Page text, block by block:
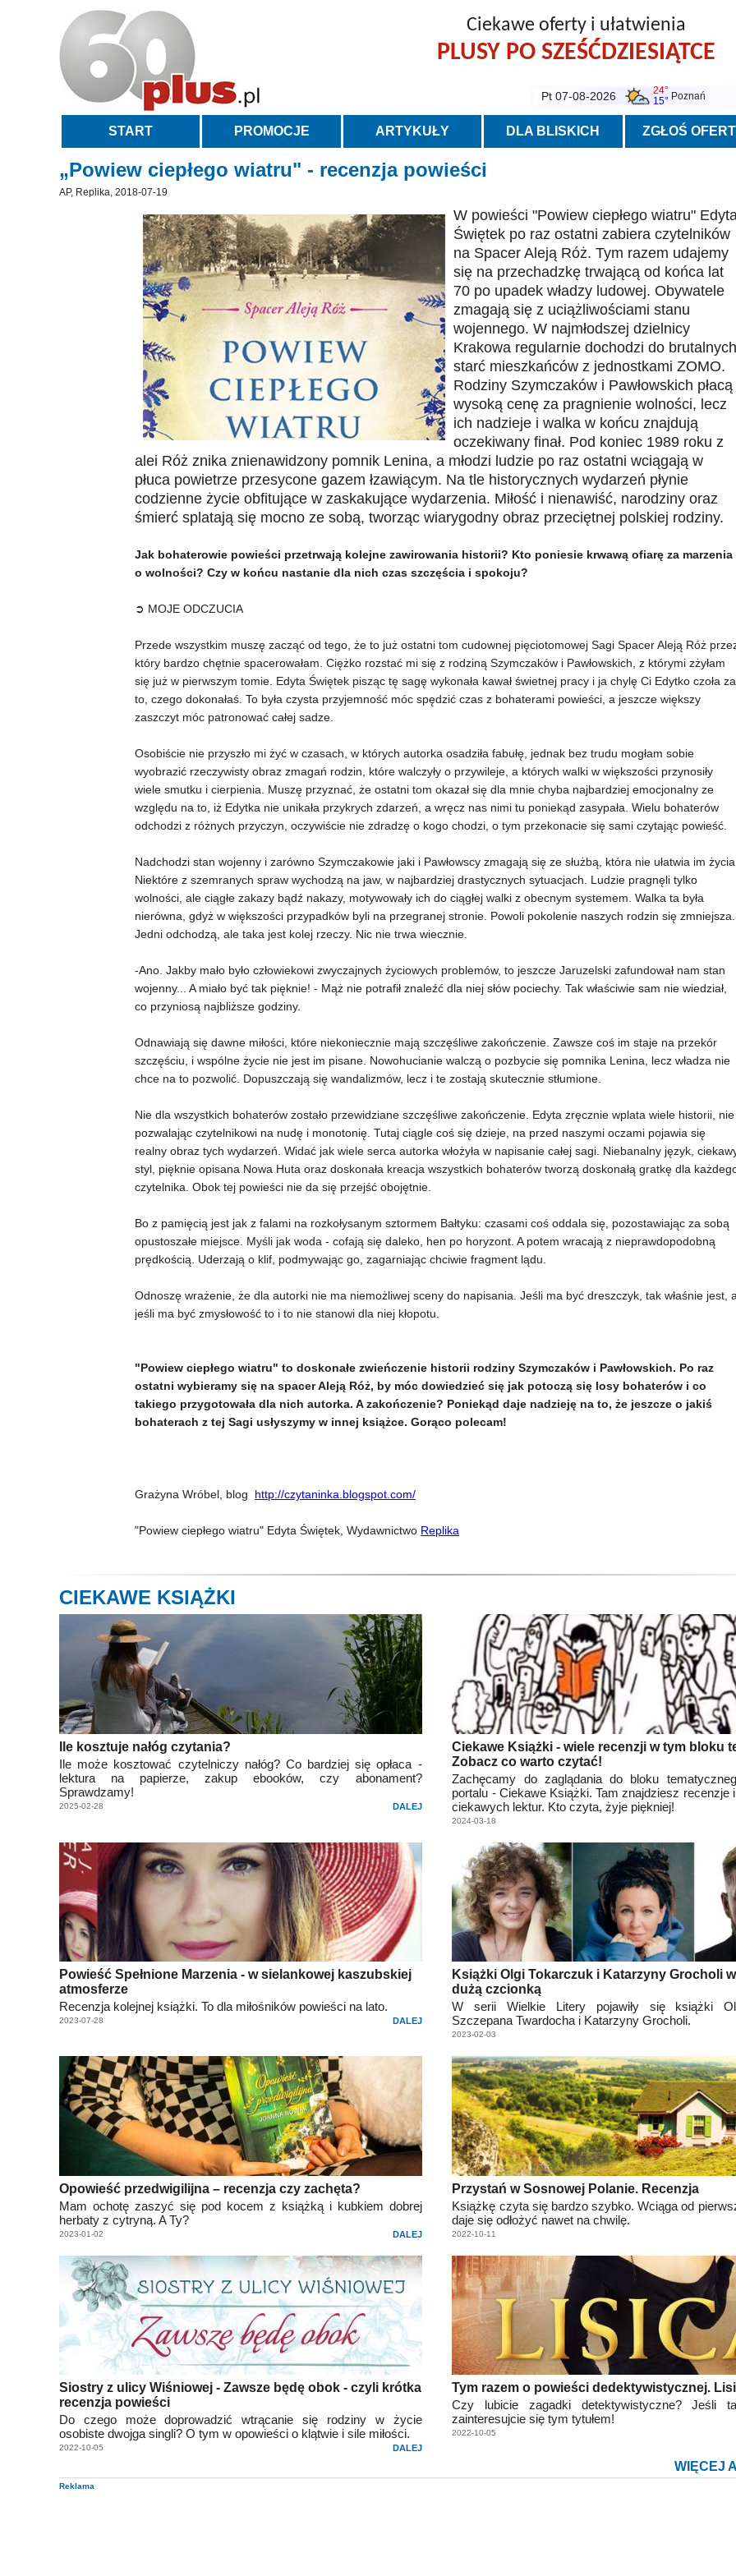
Ciekawe oferty i ułatwienia
PLUSY PO SZEŚĆDZIESIĄTCE
Pt 07-08-2026
24°
15° Poznań
START PROMOCJE ARTYKUŁY DLA BLISKICH ZGŁOŚ
„Powiew ciepłego wiatru" - recenzja powieści
AP, Replika, 2018-07-19
W powieści "Powiew ciepłego wiatru"
Świętek po raz ostatni zabiera czytelników
na Spacer Aleją Róż. Tym razem udajemy
się na przechadzkę trwającą od końca lat
70 po upadek władzy ludowej. Obywatele
zmagają się z uciążliwościami stanu
wojennego. W najmłodszej dzielnicy
Krakowa regularnie dochodzi do brutalnych
starć mieszkańców z jednostkami ZOMO.
Rodziny Szymczaków i Pawłowskich płacą
wysoką cenę za pragnienie wolności, lecz
ich nadzieje i walka w końcu znajdują
oczekiwany finał. Pod koniec 1989 roku z
alei Róż znika znienawidzony pomnik Lenina, a młodzi ludzie po raz ostatni wciągają w
płuca powietrze przesycone gazem łzawiącym. Na tle historycznych wydarzeń płynie
codzienne życie obfitujące w zaskakujące wydarzenia. Miłość i nienawiść, narodziny oraz
śmierć splatają się mocno ze sobą, tworząc wiarygodny obraz przeciętnej polskiej rodziny.
Jak bohaterowie powieści przetrwają kolejne zawirowania historii? Kto poniesie krwawą ofiarę za marzenia
o wolności? Czy w końcu nastanie dla nich czas szczęścia i spokoju?
➲ MOJE ODCZUCIA
Przede wszystkim muszę zacząć od tego, że to już ostatni tom cudownej pięciotomowej Sagi Spacer Aleją Róż
który bardzo chętnie spacerowałam. Ciężko rozstać mi się z rodziną Szymczaków i Pawłowskich, z którymi zżyłam
się już w pierwszym tomie. Edyta Świętek pisząc tę sagę wykonała kawał świetnej pracy i ja chylę Ci Edytko czoła za
to, czego dokonałaś. To była czysta przyjemność móc spędzić czas z bohaterami powieści, a jeszcze większy
zaszczyt móc patronować całej sadze.
Osobiście nie przyszło mi żyć w czasach, w których autorka osadziła fabułę, jednak bez trudu mogłam sobie
wyobrazić rzeczywisty obraz zmagań rodzin, które walczyły o przywileje, a których walki w większości przynosiły
wiele smutku i cierpienia. Muszę przyznać, że ostatni tom okazał się dla mnie chyba najbardziej emocjonalny ze
względu na to, iż Edytka nie unikała przykrych zdarzeń, a wręcz nas nimi tu poniekąd zasypała. Wielu bohaterów
odchodzi z różnych przyczyn, oczywiście nie zdradzę o kogo chodzi, o tym przekonacie się sami czytając powieść.
Nadchodzi stan wojenny i zarówno Szymczakowie jaki i Pawłowscy zmagają się ze służbą, która nie ułatwia im
Niektóre z szemranych spraw wychodzą na jaw, w najbardziej drastycznych sytuacjach. Ludzie pragnęli tylko
wolności, ale ciągłe zakazy bądź nakazy, motywowały ich do ciągłej walki z obecnym systemem. Walka ta była
nierówna, gdyż w większości przypadków byli na przegranej stronie. Powoli pokolenie naszych rodzin się zmniejsza.
Jedni odchodzą, ale taka jest kolej rzeczy. Nic nie trwa wiecznie.
-Ano. Jakby mało było człowiekowi zwyczajnych życiowych problemów, to jeszcze Jaruzelski zafundował nam stan
wojenny... A miało być tak pięknie! - Mąż nie potrafił znaleźć dla niej słów pociechy. Tak właściwie sam nie wiedział,
co przyniosą najbliższe godziny.
Odnawiają się dawne miłości, które niekoniecznie mają szczęśliwe zakończenie. Zawsze coś im staje na przekór
szczęściu, i wspólne życie nie jest im pisane. Nowohucianie walczą o pozbycie się pomnika Lenina, lecz władza nie
chce na to pozwolić. Dopuszczają się wandalizmów, lecz i te zostają skutecznie stłumione.
Nie dla wszystkich bohaterów zostało przewidziane szczęśliwe zakończenie. Edyta zręcznie wplata wiele historii, nie
pozwalając czytelnikowi na nudę i monotonię. Tutaj ciągle coś się dzieje, na przed naszymi oczami pojawia się
realny obraz tych wydarzeń. Widać jak wiele serca autorka włożyła w napisanie całej sagi. Niebanalny język,
styl, pięknie opisana Nowa Huta oraz doskonała kreacja wszystkich bohaterów tworzą doskonałą gratkę dla
czytelnika. Obok tej powieści nie da się przejść obojętnie.
Bo z pamięcią jest jak z falami na rozkołysanym sztormem Bałtyku: czasami coś oddala się, pozostawiając za sobą
opustoszałe miejsce. Myśli jak woda - cofają się daleko, hen po horyzont. A potem wracają z nieprawdopodobną
prędkością. Uderzają o klif, podmywając go, zagarniając chciwie fragment lądu.
Odnoszę wrażenie, że dla autorki nie ma niemożliwej sceny do napisania. Jeśli ma być dreszczyk, tak właśnie jest,
jeśli ma być zmysłowość to i to nie stanowi dla niej kłopotu.
"Powiew ciepłego wiatru" to doskonałe zwieńczenie historii rodziny Szymczaków i Pawłowskich. Po raz
ostatni wybieramy się na spacer Aleją Róż, by móc dowiedzieć się jak potoczą się losy bohaterów i co
takiego przygotowała dla nich autorka. A zakończenie? Poniekąd daje nadzieję na to, że jeszcze o jakiś
bohaterach z tej Sagi usłyszymy w innej książce. Gorąco polecam!
Grażyna Wróbel, blog http://czytaninka.blogspot.com/
"Powiew ciepłego wiatru" Edyta Świętek, Wydawnictwo Replika
CIEKAWE KSIĄŻKI
Ile kosztuje nałóg czytania?
Ile może kosztować czytelniczy nałóg? Co bardziej się opłaca -
lektura na papierze, zakup ebooków, czy abonament?
Sprawdzamy!
2025-02-28 DALEJ
Ciekawe Książki - wiele recenzji w tym bloku
Zobacz co warto czytać!
Zachęcamy do zaglądania do bloku
portalu - Ciekawe Książki. Tam znajdziesz recenzje
ciekawych lektur. Kto czyta, żyje piękniej!
2024-03-18
Powieść Spełnione Marzenia - w sielankowej kaszubskiej
atmosferze
Recenzja kolejnej książki. To dla miłośników powieści na lato.
2023-07-28 DALEJ
Książki Olgi Tokarczuk i Katarzyny Grocholi
dużą czcionką
W serii Wielkie Litery pojawiły się książki
Szczepana Twardocha i Katarzyny Grocholi.
2023-02-03
Opowieść przedwigilijna – recenzja czy zachęta?
Mam ochotę zaszyć się pod kocem z książką i kubkiem dobrej
herbaty z cytryną. A Ty?
2023-01-02 DALEJ
Przystań w Sosnowej Polanie. Recenzja
Książkę czyta się bardzo szybko. Wciąga od
daje się odłożyć nawet na chwilę.
2022-10-11
Siostry z ulicy Wiśniowej - Zawsze będę obok - czyli krótka
recenzja powieści
Do czego może doprowadzić wtrącanie się rodziny w życie
osobiste dwojga singli? O tym w opowieści o klątwie i sile miłości.
2022-10-05 DALEJ
Tym razem o powieści dedektywistycznej.
Czy lubicie zagadki detektywistyczne? Jeśli
zainteresujcie się tym tytułem!
2022-10-05
WIĘCEJ
Reklama